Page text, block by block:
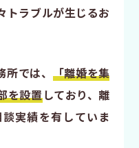
トラブルが生じるお
では、 「離婚を集
を設置しており、離
実績を有していま